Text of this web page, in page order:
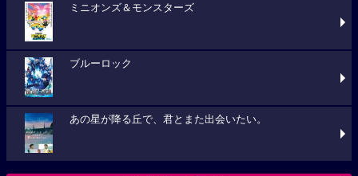
ミニオンズ＆モンスターズ
ブルーロック
あの星が降る丘で、君とまた出会いたい。